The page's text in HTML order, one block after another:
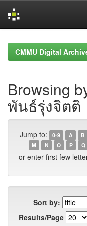
navigationCMMU Digital
Browsing
พันธ์รุ่งจิตติ
Jump to: 0-9 A B
M
N O P Q
or enter first few
Sort by:
Results/Page